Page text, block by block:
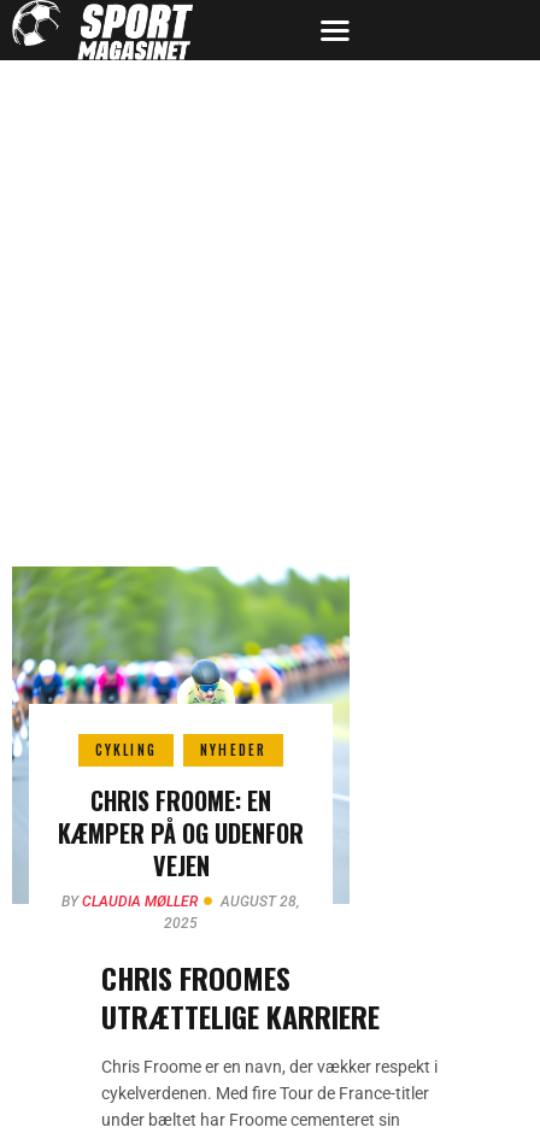
CYKLING NYHEDER
CHRIS FROOME: EN
KÆMPER PÅ OG UDENFOR
VEJEN
BYCLAUDIA MØLLER
AUGUST 28,
2025
CHRIS FROOMES
UTRÆTTELIGE KARRIERE
Chris Froome er en navn, der vækker respekt i
cykelverdenen. Med fire Tour de France-titler
under bæltet har Froome cementeret sin